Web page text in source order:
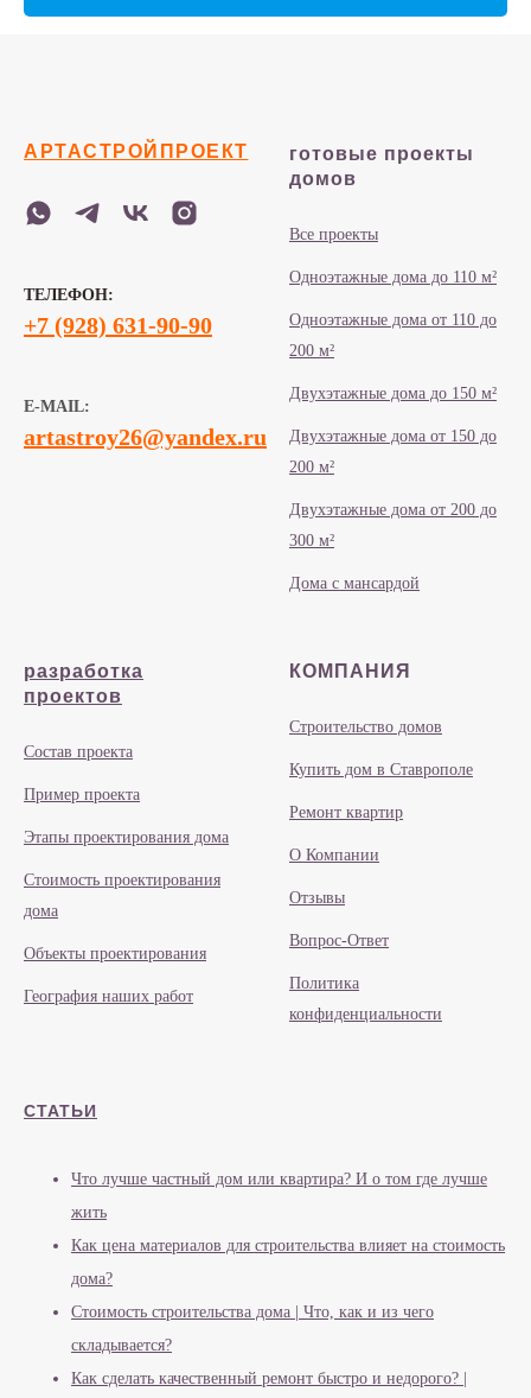
АРТАСТРОЙПРОЕКТ
ТЕЛЕФОН:
+7 (928) 631-90-90
E-MAIL:
artastroy26@yandex.ru
готовые проекты
домов
Все проекты
Одноэтажные дома до 110 м²
Одноэтажные дома от 110 до
200 м²
Двухэтажные дома до 150 м²
Двухэтажные дома от 150 до
200 м²
Двухэтажные дома от 200 до
300 м²
Дома с мансардой
разработка
проектов
Состав проекта
Пример проекта
Этапы проектирования дома
Стоимость проектирования
дома
Объекты проектирования
География наших работ
КОМПАНИЯ
Строительство домов
Купить дом в Ставрополе
Ремонт квартир
О Компании
Отзывы
Вопрос-Ответ
Политика
конфиденциальности
СТАТЬИ
Что лучше частный дом или квартира? И о том где лучше
жить
Как цена материалов для строительства влияет на стоимость
дома?
Стоимость строительства дома | Что, как и из чего
складывается?
Как сделать качественный ремонт быстро и недорого? |